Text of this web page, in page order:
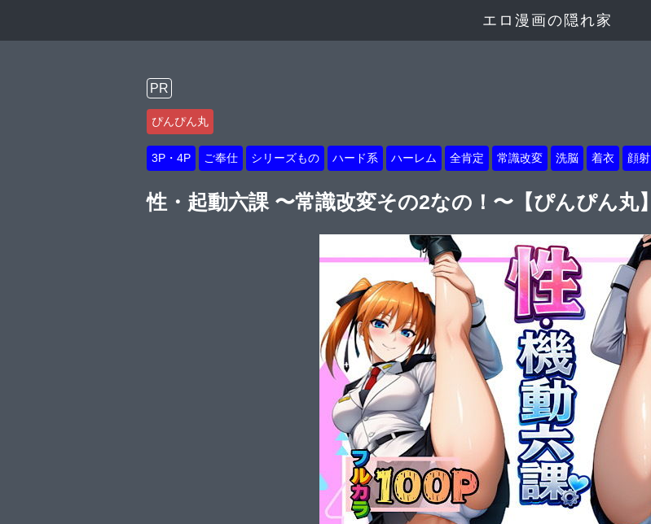
エロ漫画の隠れ家
PR
ぴんぴん丸
3P・4P ご奉仕 シリーズもの ハード系 ハーレム 全肯定 常識改変 洗脳 着衣 顔射
性・起動六課 〜常識改変その2なの！〜【ぴんぴん丸】